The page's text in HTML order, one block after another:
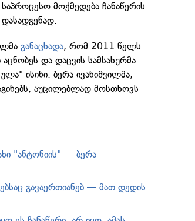
მოქმედება ჩანაწერის
განაცხადა, რომ 2011 წელს
და დაცვის სამსახურმა
ისინი. ბერა ივანიშვილმა,
აუცილებლად მოსთხოვს
"ანტონიის" — ბერა
გავაერთიანებ — მათ დედის